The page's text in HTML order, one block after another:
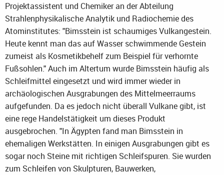
Projektassistent und Chemiker an der Abteilung
Strahlenphysikalische Analytik und Radiochemie des
Atominstitutes: "Bimsstein ist schaumiges Vulkangestein.
Heute kennt man das auf Wasser schwimmende Gestein
zumeist als Kosmetikbehelf zum Beispiel für verhornte
Fußsohlen." Auch im Altertum wurde Bimsstein häufig als
Schleifmittel eingesetzt und wird immer wieder in
archäologischen Ausgrabungen des Mittelmeerraums
aufgefunden. Da es jedoch nicht überall Vulkane gibt, ist
eine rege Handelstätigkeit um dieses Produkt
ausgebrochen. "In Ägypten fand man Bimsstein in
ehemaligen Werkstätten. In einigen Ausgrabungen gibt es
sogar noch Steine mit richtigen Schleifspuren. Sie wurden
zum Schleifen von Skulpturen, Bauwerken,